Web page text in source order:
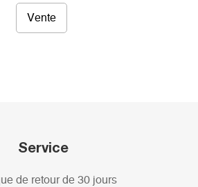
Vente
Service
de retour de 30 jours